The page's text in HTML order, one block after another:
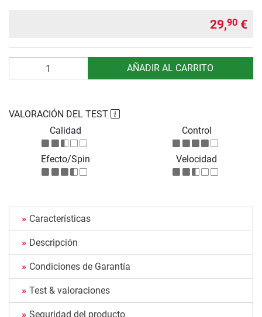
29,90 €
AÑADIR AL CARRITO
VALORACIÓN DEL TEST
Calidad
Control
Efecto/Spin Velocidad
Características
Descripción
Condiciones de Garantía
Test & valoraciones
Seguridad del producto